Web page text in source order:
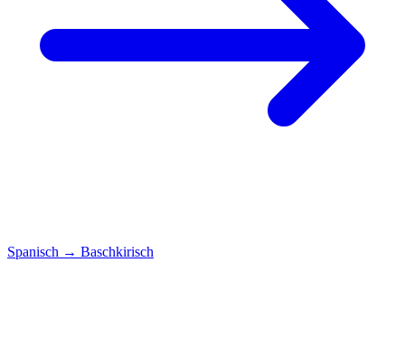
Spanisch → Baschkirisch